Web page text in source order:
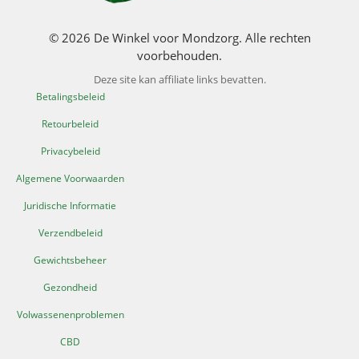
© 2026 De Winkel voor Mondzorg. Alle rechten
voorbehouden.
Deze site kan affiliate links bevatten.
Betalingsbeleid
Retourbeleid
Privacybeleid
Algemene Voorwaarden
Juridische Informatie
Verzendbeleid
Gewichtsbeheer
Gezondheid
Volwassenenproblemen
CBD